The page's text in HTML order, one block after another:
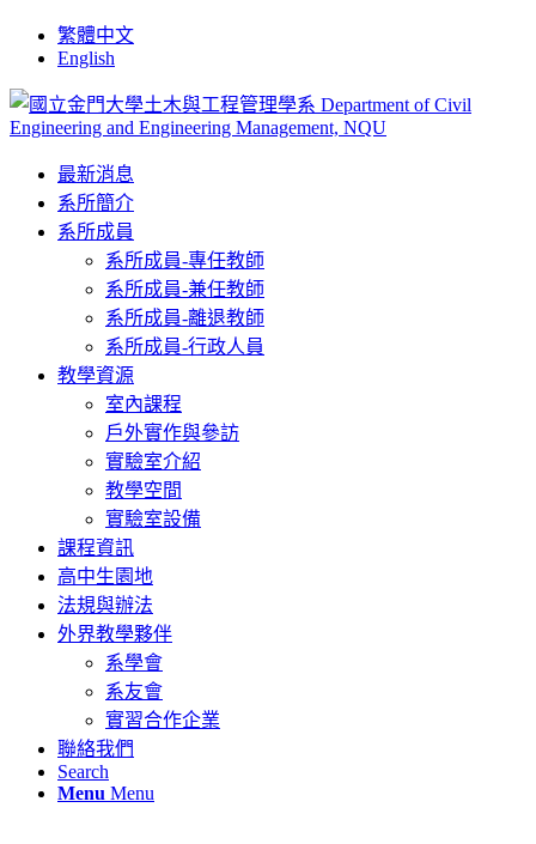
繁體中文
English
最新消息
系所簡介
系所成員
系所成員-專任教師
系所成員-兼任教師
系所成員-離退教師
系所成員-行政人員
教學資源
室內課程
戶外實作與參訪
實驗室介紹
教學空間
實驗室設備
課程資訊
高中生園地
法規與辦法
外界教學夥伴
系學會
系友會
實習合作企業
聯絡我們
Search
Menu Menu